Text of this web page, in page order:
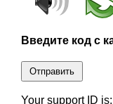
Введите код с
Отправить
Your support ID